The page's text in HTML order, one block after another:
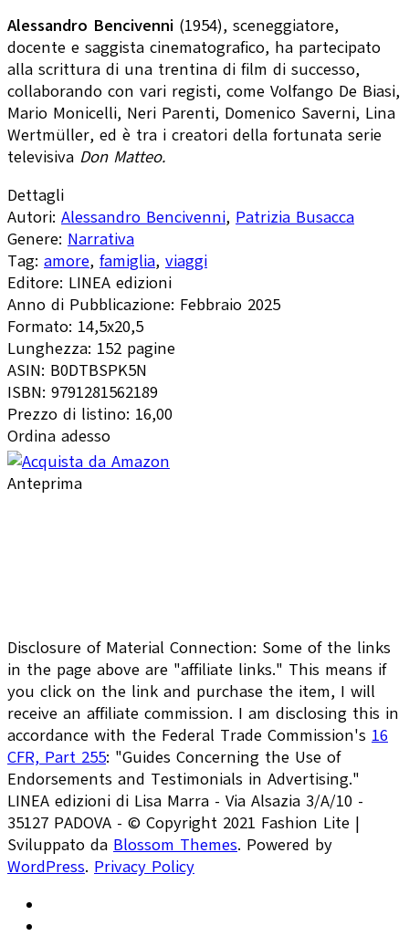
Alessandro Bencivenni (1954), sceneggiatore,
docente e saggista cinematografico, ha partecipato
alla scrittura di una trentina di film di successo,
collaborando con vari registi, come Volfango De Biasi,
Mario Monicelli, Neri Parenti, Domenico Saverni, Lina
Wertmüller, ed è tra i creatori della fortunata serie
televisiva Don Matteo.
Dettagli
Autori: Alessandro Bencivenni, Patrizia Busacca
Genere: Narrativa
Tag: amore, famiglia, viaggi
Editore: LINEA edizioni
Anno di Pubblicazione: Febbraio 2025
Formato: 14,5x20,5
Lunghezza: 152 pagine
ASIN: B0DTBSPK5N
ISBN: 9791281562189
Prezzo di listino: 16,00
Ordina adesso
Anteprima
Disclosure of Material Connection: Some of the links
in the page above are "affiliate links." This means if
you click on the link and purchase the item, I will
receive an affiliate commission. I am disclosing this in
accordance with the Federal Trade Commission's 16
CFR, Part 255: "Guides Concerning the Use of
Endorsements and Testimonials in Advertising."
LINEA edizioni di Lisa Marra - Via Alsazia 3/A/10 -
35127 PADOVA - © Copyright 2021 Fashion Lite |
Sviluppato da Blossom Themes. Powered by
WordPress. Privacy Policy